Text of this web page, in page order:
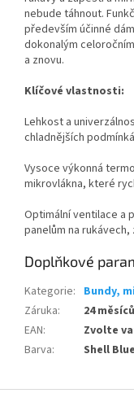
nebude táhnout.
především účinné
dokonalým
a znovu.
Klíčové vlastnosti:
Lehkost a
chladnějších
Vysoce výkonná
mikrovlákna, které
Optimální ventilace a
panelům na
Doplňkové
Kategorie: Bundy,
Záruka:
24 měsíců
EAN:
Zvolte
Barva: Shell Blue